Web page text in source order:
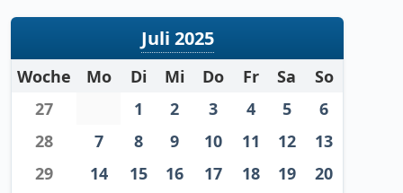
Juli 2025
Woche Mo Di Mi Do Fr Sa
So
27
1 2 3 4 5
6
28
7 8 9 10 11 12
13
29
14 15 16 17 18 19
20